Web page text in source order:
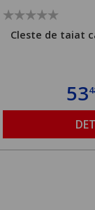
Cleste de taiat
53